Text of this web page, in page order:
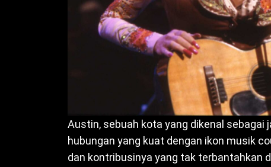
Austin, sebuah kota yang dikenal sebagai
hubungan yang kuat dengan ikon musik
dan kontribusinya yang tak terbantahkan